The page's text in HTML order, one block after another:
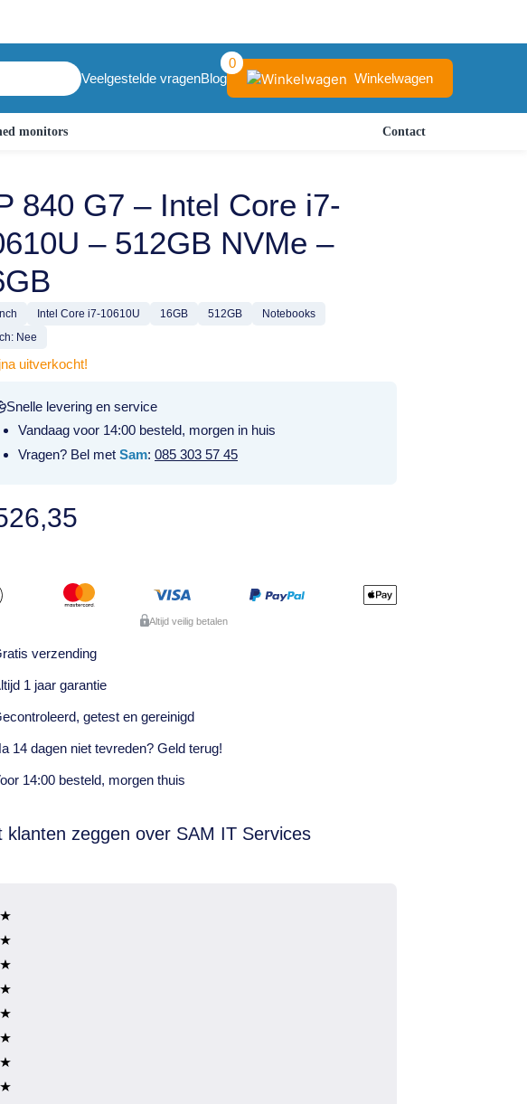
Veelgestelde vragenBlog
0
Winkelwagen
monitors Contact
840 G7 – Intel Core i7-
– 512GB NVMe –
Intel Core i7-10610U 16GB 512GB
Notebooks
Nee
uitverkocht!
Snelle levering en service
Vandaag voor 14:00 besteld, morgen in huis
Vragen? Bel met Sam: 085 303 57 45
Altijd veilig betalen
verzending
1 jaargarantie
getesten gereinigd
14 dagenniet tevreden? Geld terug!
14:00 besteld, morgen thuis
klanten zeggen over SAM IT Services